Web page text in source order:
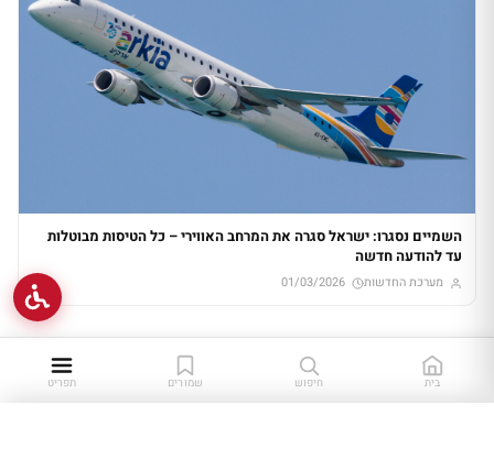
בית חיפוש שמורים תפריט
השמיים נסגרו: ישראל סגרה את המרחב האווירי – כל הטיסות מבוטלות
עד להודעה חדשה
מערכת החדשות